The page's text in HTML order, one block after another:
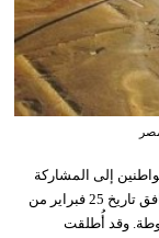
إلى المشاركة
في الاحتفال بيوم السياحة العربي لعام 2026، والذي يوافق تاريخ 25 فبراير من
وقد أُطلقت